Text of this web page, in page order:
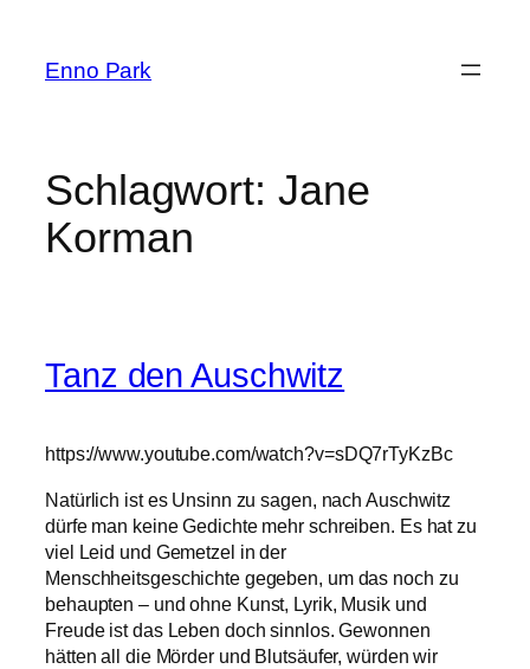
springen
Enno Park
Schlagwort: Jane
Korman
Tanz den Auschwitz
https://www.youtube.com/watch?v=sDQ7rTyKzBc
Natürlich ist es Unsinn zu sagen, nach Auschwitz
dürfe man keine Gedichte mehr schreiben. Es hat zu
viel Leid und Gemetzel in der
Menschheitsgeschichte gegeben, um das noch zu
behaupten – und ohne Kunst, Lyrik, Musik und
Freude ist das Leben doch sinnlos. Gewonnen
hätten all die Mörder und Blutsäufer, würden wir